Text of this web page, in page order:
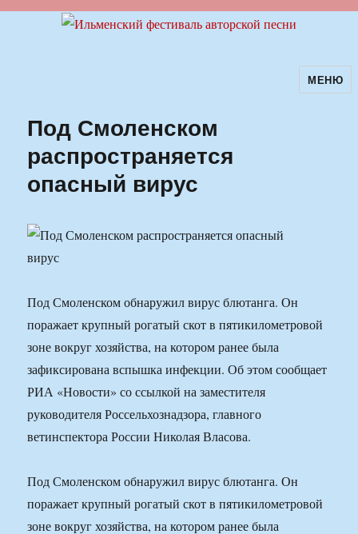
Ильменский фестиваль авторскойМЕНЮ
Под Смоленском
распространяется
опасный вирус
Под Смоленском обнаружил вирус блютанга. Он
поражает крупный рогатый скот в пятикилометровой
зоне вокруг хозяйства, на котором ранее была
зафиксирована вспышка инфекции. Об этом сообщает
РИА «Новости» со ссылкой на заместителя
руководителя Россельхознадзора, главного
ветинспектора России Николая Власова.
Под Смоленском обнаружил вирус блютанга. Он
поражает крупный рогатый скот в пятикилометровой
зоне вокруг хозяйства, на котором ранее была